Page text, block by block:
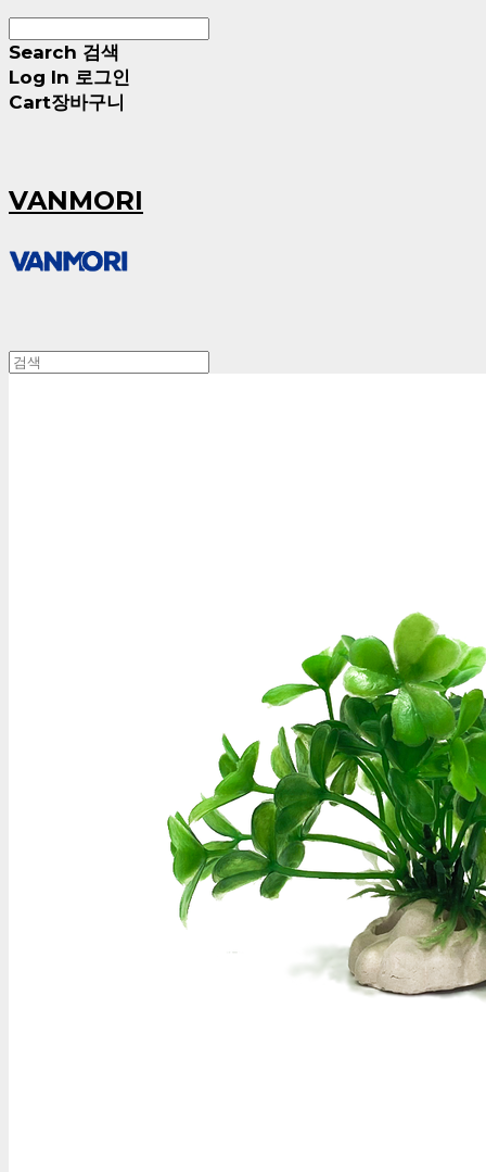
Search 검색
Log In 로그인
Cart장바구니
VANMORI